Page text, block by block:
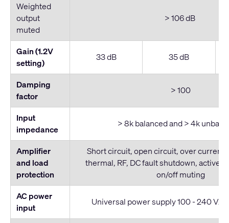
Weighted
output
muted
> 106 dB
Gain (1.2V
setting)
33 dB 35 dB
Damping
factor
> 100
Input
impedance
> 8k balanced and > 4k
Amplifier
and load
protection
Short circuit, open circuit, over current,
thermal, RF, DC fault shutdown, active
on/off muting
AC power
input
Universal power supply 100 - 240